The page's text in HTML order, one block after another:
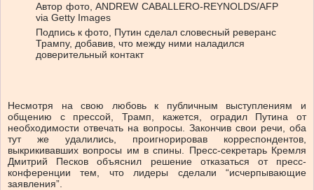
Автор фото,ANDREW CABALLERO-REYNOLDS/AFP
via Getty Images
Подпись к фото, Путин сделал словесный реверанс
Трампу, добавив, что между ними наладился
доверительный контакт
Несмотря на свою любовь к публичным выступлениям и
общению с прессой, Трамп, кажется, оградил Путина от
необходимости отвечать на вопросы. Закончив свои речи, оба
тут же удалились, проигнорировав корреспондентов,
выкрикивавших вопросы им в спины. Пресс-секретарь Кремля
Дмитрий Песков объяснил решение отказаться от пресс-
конференции тем, что лидеры сделали “исчерпывающие
заявления”.